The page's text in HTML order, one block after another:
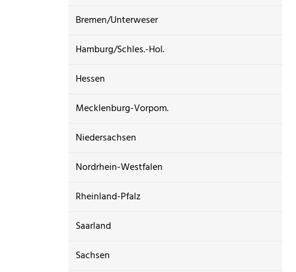
Bremen/Unterweser
Hamburg/Schles.-Hol.
Hessen
Mecklenburg-Vorpom.
Niedersachsen
Nordrhein-Westfalen
Rheinland-Pfalz
Saarland
Sachsen